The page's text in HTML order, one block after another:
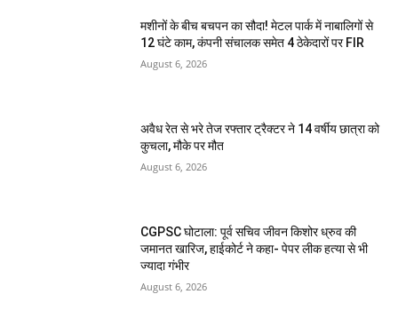
मशीनों के बीच बचपन का सौदा! मेटल पार्क में नाबालिगों से
12 घंटे काम, कंपनी संचालक समेत 4 ठेकेदारों पर FIR
August 6, 2026
अवैध रेत से भरे तेज रफ्तार ट्रैक्टर ने 14 वर्षीय छात्रा को
कुचला, मौके पर मौत
August 6, 2026
CGPSC घोटाला: पूर्व सचिव जीवन किशोर ध्रुव की
जमानत खारिज, हाईकोर्ट ने कहा- पेपर लीक हत्या से भी
ज्यादा गंभीर
August 6, 2026